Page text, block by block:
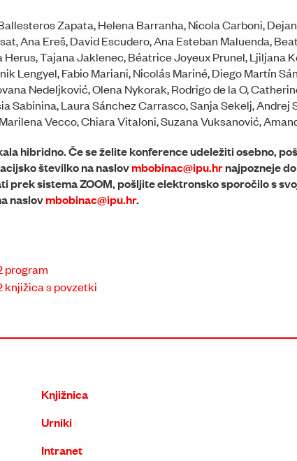
Zapata, Helena Barranha, Nicola Carboni,
Ana Ereš, David Escudero, Ana Esteban Maluenda,
Herus, Tajana Jaklenec, Béatrice Joyeux Prunel, Ljiljana
Lengyel, Fabio Mariani, Nicolás Mariné, Diego Martín
Nedeljković, Olena Nykorak, Rodrigo de la O,
Sabinina, Laura Sánchez Carrasco, Sanja Sekelj,
Vecco, Chiara Vitaloni, Suzana Vuksanović,
hibridno. Če se želite konference udeležiti osebno,
številko na naslovmbobinac@ipu.hrnajpozneje
prek sistema ZOOM, pošljite elektronsko sporočilo s
naslovmbobinac@ipu.hr.
program
knjižica s povzetki
Knjižnica
Urniki
Intranet